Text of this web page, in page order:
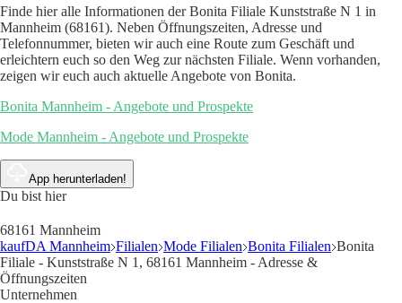
Finde hier alle Informationen der Bonita Filiale Kunststraße N 1 in
Mannheim (68161). Neben Öffnungszeiten, Adresse und
Telefonnummer, bieten wir auch eine Route zum Geschäft und
erleichtern euch so den Weg zur nächsten Filiale. Wenn vorhanden,
zeigen wir euch auch aktuelle Angebote von Bonita.
Bonita Mannheim - Angebote und Prospekte
Mode Mannheim - Angebote und Prospekte
App herunterladen!
Du bist hier
68161 Mannheim
kaufDA Mannheim Filialen Mode Filialen Bonita Filialen Bonita
Filiale - Kunststraße N 1, 68161 Mannheim - Adresse &
Öffnungszeiten
Unternehmen